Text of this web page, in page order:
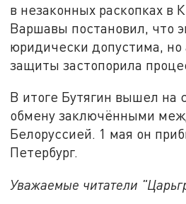
в незаконных раскопках в
Варшавы постановил, что
юридически допустима, но
защиты застопорила
В итоге Бутягин вышел на
обмену заключёнными
Белоруссией. 1 мая он
Петербург.
Уважаемые читатели